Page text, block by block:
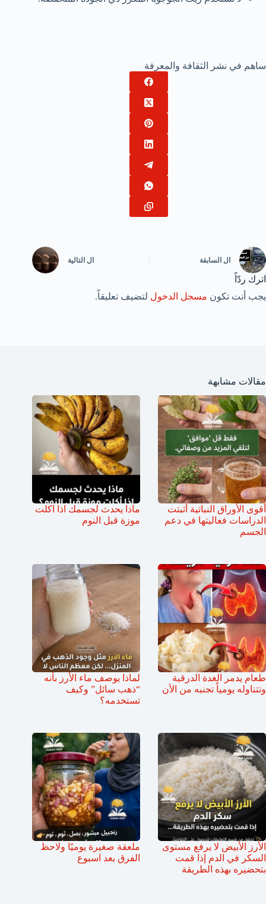
ساهم في نشر الثقافة والمعرفة
ال السابقة ال التالية
اترك ردّاً
يجب أنت تكون مسجل الدخول لتضيف تعليقاً.
مقالات مشابهة
أقوى الأوراق النباتية أثبتت
الدراسات فعاليتها في دعم
الجسم
ماذا يحدث لجسمك اذا اكلت
موزة قبل النوم
طعام يدمر الغدة الدرقية
وتتناوله يومياً تجنبه من الأن
لماذا يوصف ماء الأرز بأنه
“ذهب سائل” وكيف
تستخدمه؟
الأرز الأبيض لا يرفع مستوى
السكر في الدم إذا قمت
بتحضيره بهذه الطريقة
ملعقة صغيرة يوميًا ولاحظ
الفرق بعد اسبوع